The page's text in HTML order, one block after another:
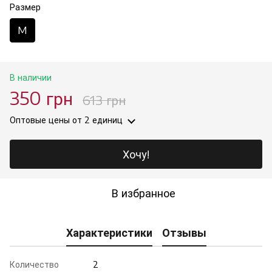
Размер
M
В наличии
350 грн 613 грн
Оптовые цены от 2 единиц
Хочу!
В избранное
Характеристики Отзывы
Количество
2